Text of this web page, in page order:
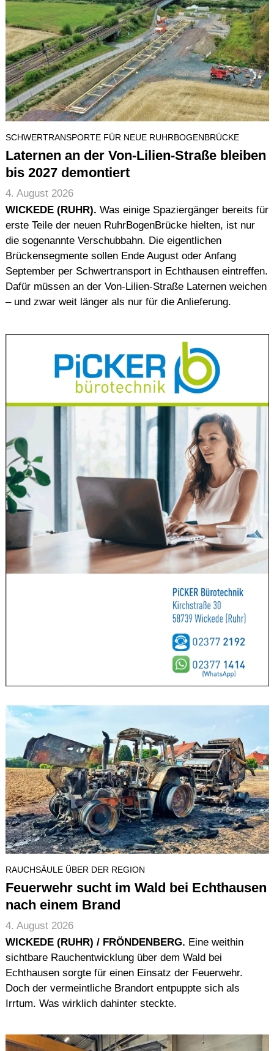
SCHWERTRANSPORTE FÜR NEUE RUHRBOGENBRÜCKE
Laternen an der Von-Lilien-Straße bleiben
bis 2027 demontiert
4. August 2026
WICKEDE (RUHR). Was einige Spaziergänger bereits für
erste Teile der neuen RuhrBogenBrücke hielten, ist nur
die sogenannte Verschubbahn. Die eigentlichen
Brückensegmente sollen Ende August oder Anfang
September per Schwertransport in Echthausen eintreffen.
Dafür müssen an der Von-Lilien-Straße Laternen weichen
– und zwar weit länger als nur für die Anlieferung.
RAUCHSÄULE ÜBER DER REGION
Feuerwehr sucht im Wald bei Echthausen
nach einem Brand
4. August 2026
WICKEDE (RUHR) / FRÖNDENBERG. Eine weithin
sichtbare Rauchentwicklung über dem Wald bei
Echthausen sorgte für einen Einsatz der Feuerwehr.
Doch der vermeintliche Brandort entpuppte sich als
Irrtum. Was wirklich dahinter steckte.